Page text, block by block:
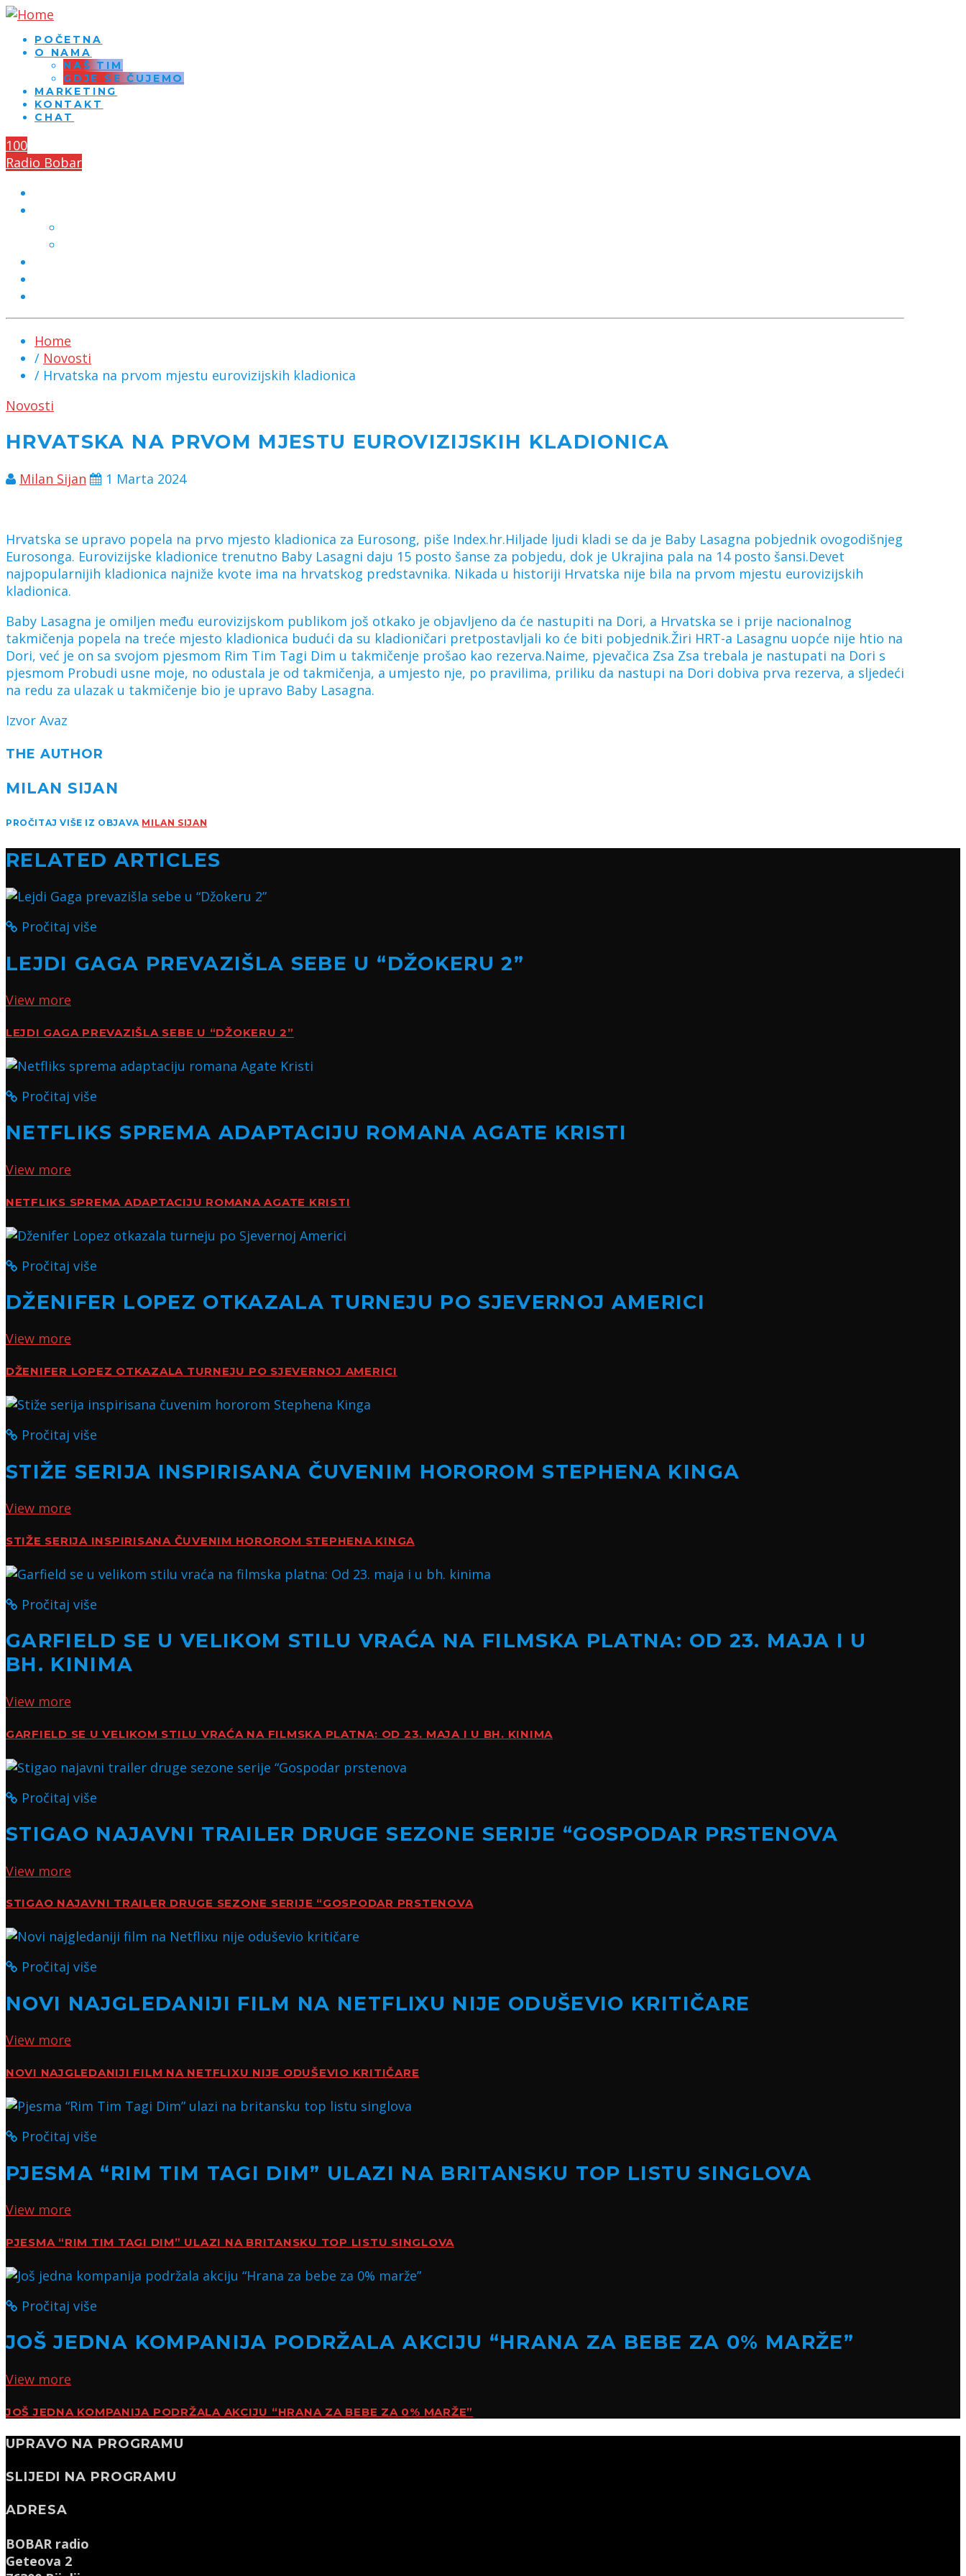
POČETNA
O NAMA
NAŠ TIM
GDJE SE ČUJEMO
MARKETING
KONTAKT
CHAT
100
Radio Bobar
Home
/ Novosti
/ Hrvatska na prvom mjestu eurovizijskih kladionica
Novosti
HRVATSKA NA PRVOM MJESTU EUROVIZIJSKIH KLADIONICA
Milan Sijan 1 Marta 2024
Hrvatska se upravo popela na prvo mjesto kladionica za Eurosong, piše Index.hr.Hiljade ljudi kladi se da je Baby Lasagna pobjednik ovogodišnjeg
Eurosonga. Eurovizijske kladionice trenutno Baby Lasagni daju 15 posto šanse za pobjedu, dok je Ukrajina pala na 14 posto šansi.Devet
najpopularnijih kladionica najniže kvote ima na hrvatskog predstavnika. Nikada u historiji Hrvatska nije bila na prvom mjestu eurovizijskih
kladionica.
Baby Lasagna je omiljen među eurovizijskom publikom još otkako je objavljeno da će nastupiti na Dori, a Hrvatska se i prije nacionalnog
takmičenja popela na treće mjesto kladionica budući da su kladioničari pretpostavljali ko će biti pobjednik.Žiri HRT-a Lasagnu uopće nije htio na
Dori, već je on sa svojom pjesmom Rim Tim Tagi Dim u takmičenje prošao kao rezerva.Naime, pjevačica Zsa Zsa trebala je nastupati na Dori s
pjesmom Probudi usne moje, no odustala je od takmičenja, a umjesto nje, po pravilima, priliku da nastupi na Dori dobiva prva rezerva, a sljedeći
na redu za ulazak u takmičenje bio je upravo Baby Lasagna.
Izvor Avaz
THE AUTHOR
MILAN SIJAN
PROČITAJ VIŠE IZ OBJAVA MILAN SIJAN
RELATED ARTICLES
Pročitaj više
LEJDI GAGA PREVAZIŠLA SEBE U “DŽOKERU 2”
View more
LEJDI GAGA PREVAZIŠLA SEBE U “DŽOKERU 2”
Pročitaj više
NETFLIKS SPREMA ADAPTACIJU ROMANA AGATE KRISTI
View more
NETFLIKS SPREMA ADAPTACIJU ROMANA AGATE KRISTI
Pročitaj više
DŽENIFER LOPEZ OTKAZALA TURNEJU PO SJEVERNOJ AMERICI
View more
DŽENIFER LOPEZ OTKAZALA TURNEJU PO SJEVERNOJ AMERICI
Pročitaj više
STIŽE SERIJA INSPIRISANA ČUVENIM HOROROM STEPHENA KINGA
View more
STIŽE SERIJA INSPIRISANA ČUVENIM HOROROM STEPHENA KINGA
Pročitaj više
GARFIELD SE U VELIKOM STILU VRAĆA NA FILMSKA PLATNA: OD 23. MAJA I U
BH. KINIMA
View more
GARFIELD SE U VELIKOM STILU VRAĆA NA FILMSKA PLATNA: OD 23. MAJA I U BH. KINIMA
Pročitaj više
STIGAO NAJAVNI TRAILER DRUGE SEZONE SERIJE “GOSPODAR PRSTENOVA
View more
STIGAO NAJAVNI TRAILER DRUGE SEZONE SERIJE “GOSPODAR PRSTENOVA
Pročitaj više
NOVI NAJGLEDANIJI FILM NA NETFLIXU NIJE ODUŠEVIO KRITIČARE
View more
NOVI NAJGLEDANIJI FILM NA NETFLIXU NIJE ODUŠEVIO KRITIČARE
Pročitaj više
PJESMA “RIM TIM TAGI DIM” ULAZI NA BRITANSKU TOP LISTU SINGLOVA
View more
PJESMA “RIM TIM TAGI DIM” ULAZI NA BRITANSKU TOP LISTU SINGLOVA
Pročitaj više
JOŠ JEDNA KOMPANIJA PODRŽALA AKCIJU “HRANA ZA BEBE ZA 0% MARŽE”
View more
JOŠ JEDNA KOMPANIJA PODRŽALA AKCIJU “HRANA ZA BEBE ZA 0% MARŽE”
UPRAVO NA PROGRAMU
SLIJEDI NA PROGRAMU
ADRESA
BOBAR radio
Geteova 2